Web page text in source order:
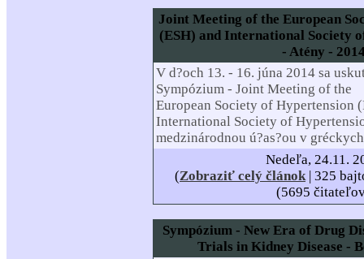
Joint Meeting of the European
(ESH) and International Society
- Atény -
V d?och 13. - 16. júna 2014 sa
Sympózium - Joint Meeting of the
European Society of Hypertension
International Society of
medzinárodnou ú?as?ou v
Nedeľa, 24.11.
(Zobraziť celý článok| 325
(5695
Sympózium - New Era of Drug
Trials in Kidney Disease -